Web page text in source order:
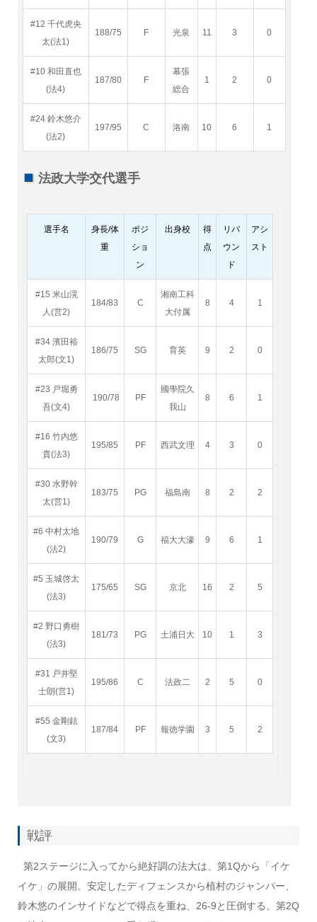
#12 千代虎央
太(法1)
188/75 F 光泉 11 3 0
#10 和田直也
(法4)
187/80 F
幕張
総合
1 2 0
#24 鈴木悠介
(法2)
197/95 C 洛南 10 6 1
法政大学交代選手
選手名
身長/体
重
ポジ
ショ
ン
出身校
得
点
リバ
ウン
ド
アシ
スト
#15 米山滉
人(営2)
184/83 C
湘南工科
大付属
8 4 1
#34 濱田裕
太郎(文1)
186/75 SG 育英 9 2 0
#23 戸堀勇
吾(文4)
190/78 PF
國學院久
我山
8 6 1
#16 竹内悠
貴(法3)
195/85 PF 西武文理 4 3 0
#30 水野幹
太(営1)
183/75 PG 福島南 8 2 2
#6 中村太地
(法2)
190/79 G 福大大濠 9 6 1
#5 玉城啓太
(法3)
175/65 SG 京北 16 2 5
#2 野口勇樹
(法3)
181/73 PG 土浦日大 10 1 3
#31 戸井堅
士朗(営1)
195/86 C 法政二 2 5 0
#55 金剛鉉
(文3)
187/84 PF 報徳学園 3 5 2
戦評
第2ステージに入ってから絶好調の法大は、第1Qから「イケ
イケ」の展開。安定したディフェンスから植村のジャンパー、
鈴木悠のインサイドなどで得点を重ね、26-9と圧倒する。第2Q